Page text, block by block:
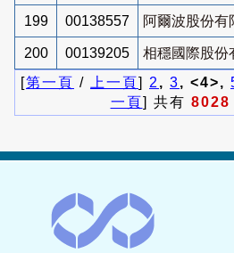
199 00138557 阿爾波股份有
200 00139205
相穩國際股份
[第一頁 / 上一頁] 2 , 3, <4>,
一頁] 共有 8028